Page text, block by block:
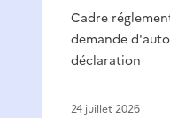
Cadre
demande
déclaration
24 juillet 2026